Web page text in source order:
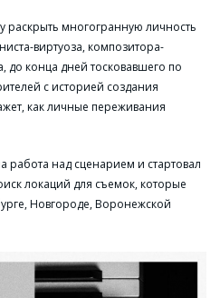
раскрыть многогранную личность
виртуоза, композитора-
до конца дней тосковавшего по
с историей создания
как личные переживания
над сценарием и стартовал
локаций для съемок, которые
Новгороде, Воронежской